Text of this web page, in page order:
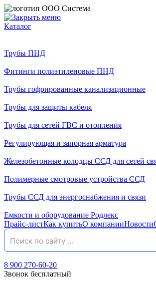
Каталог
Трубы ПНД
Фитинги полиэтиленовые ПНД
Трубы гофрированные канализационные
Трубы для защиты кабеля
Трубы для сетей ГВС и отопления
Регулирующая и запорная арматура
Железобетонные колодцы ССД для сетей
Полимерные смотровые устройства ССД
Трубы ССД для энергоснабжения и связи
Емкости и оборудование Родлекс
Прайс-листКак купитьО компанииНовости
8 900 270-60-20
Звонок бесплатный